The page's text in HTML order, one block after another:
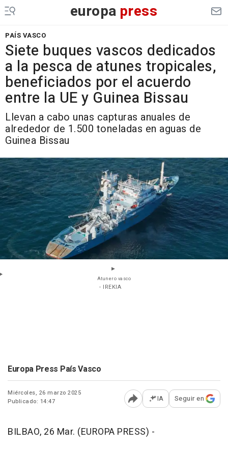
europa press
PAÍS VASCO
Siete buques vascos dedicados
a la pesca de atunes tropicales,
beneficiados por el acuerdo
entre la UE y Guinea Bissau
Llevan a cabo unas capturas anuales de
alrededor de 1.500 toneladas en aguas de
Guinea Bissau
Atunero vasco
- IREKIA
Europa Press País Vasco
Miércoles, 26 marzo 2025
Publicado: 14:47
Abrir opciones para
IA Seguir en
BILBAO, 26 Mar. (EUROPA PRESS) -